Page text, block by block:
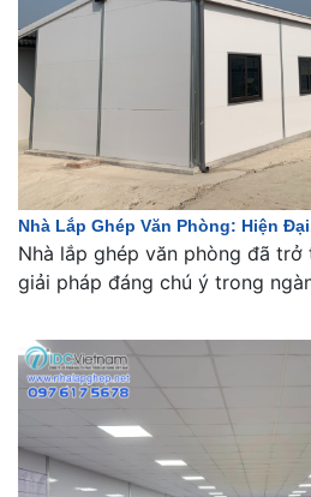
Nhà Lắp Ghép Văn Phòng: Hiện
Nhà lắp ghép văn phòng đã
giải pháp đáng chú ý trong